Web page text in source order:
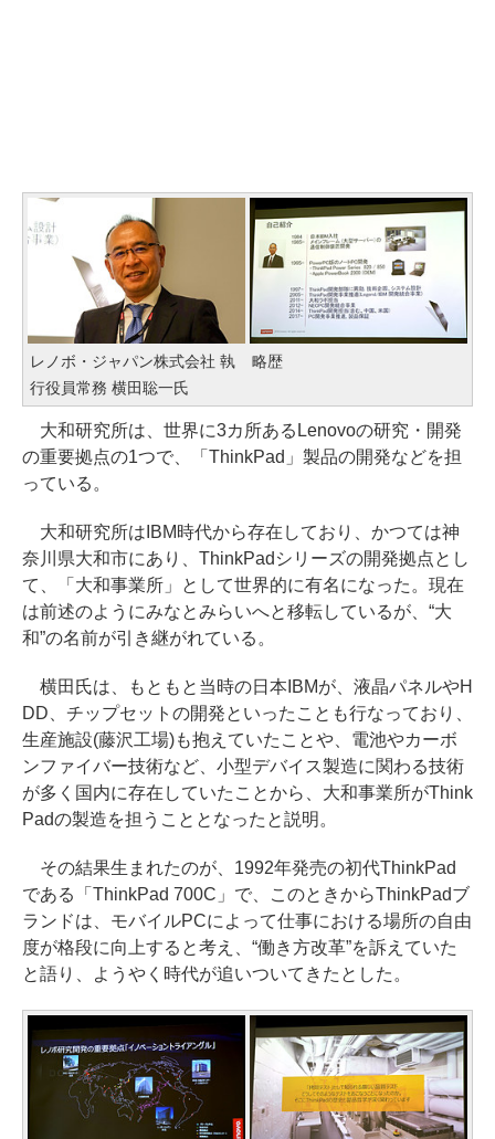
レノボ・ジャパン株式会社 執
行役員常務 横田聡一氏
略歴
大和研究所は、世界に3カ所あるLenovoの研究・開発
の重要拠点の1つで、「ThinkPad」製品の開発などを担
っている。
大和研究所はIBM時代から存在しており、かつては神
奈川県大和市にあり、ThinkPadシリーズの開発拠点とし
て、「大和事業所」として世界的に有名になった。現在
は前述のようにみなとみらいへと移転しているが、“大
和”の名前が引き継がれている。
横田氏は、もともと当時の日本IBMが、液晶パネルやH
DD、チップセットの開発といったことも行なっており、
生産施設(藤沢工場)も抱えていたことや、電池やカーボ
ンファイバー技術など、小型デバイス製造に関わる技術
が多く国内に存在していたことから、大和事業所がThink
Padの製造を担うこととなったと説明。
その結果生まれたのが、1992年発売の初代ThinkPad
である「ThinkPad 700C」で、このときからThinkPadブ
ランドは、モバイルPCによって仕事における場所の自由
度が格段に向上すると考え、“働き方改革”を訴えていた
と語り、ようやく時代が追いついてきたとした。